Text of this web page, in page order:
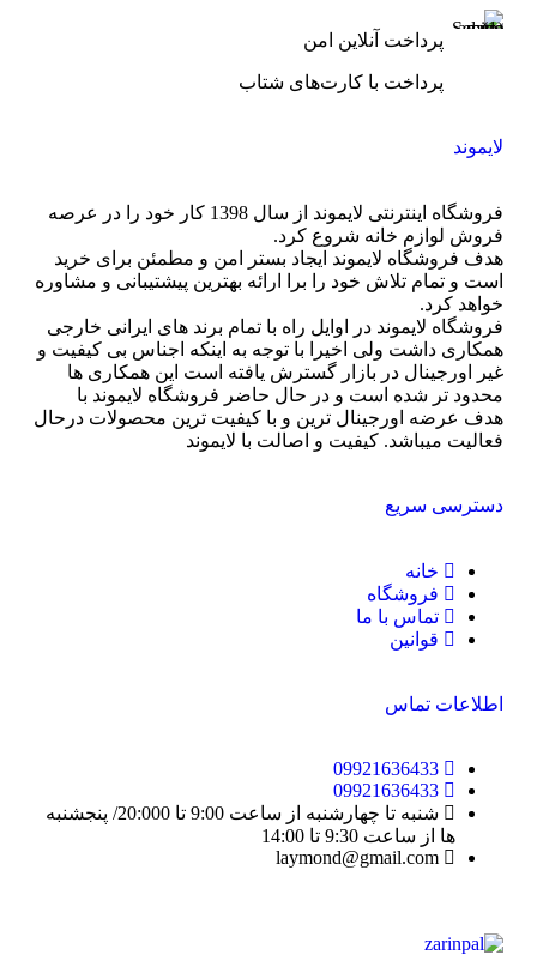
پرداخت آنلاین امن
پرداخت با کارت‌های شتاب
لایموند
فروشگاه اینترنتی لایموند از سال 1398 کار خود را در عرصه
فروش لوازم خانه شروع کرد.
هدف فروشگاه لایموند ایجاد بستر امن و مطمئن برای خرید
است و تمام تلاش خود را برا ارائه بهترین پیشتیبانی و مشاوره
خواهد کرد.
فروشگاه لایموند در اوایل راه با تمام برند های ایرانی خارجی
همکاری داشت ولی اخیرا با توجه به اینکه اجناس بی کیفیت و
غیر اورجینال در بازار گسترش یافته است این همکاری ها
محدود تر شده است و در حال حاضر فروشگاه لایموند با
هدف عرضه اورجینال ترین و با کیفیت ترین محصولات درحال
فعالیت میباشد. کیفیت و اصالت با لایموند
دسترسی سریع
خانه
فروشگاه
تماس با ما
قوانین
اطلاعات تماس
09921636433
09921636433
شنبه تا چهارشنبه از ساعت 9:00 تا 20:000/ پنجشنبه
ها از ساعت 9:30 تا 14:00
laymond@gmail.com